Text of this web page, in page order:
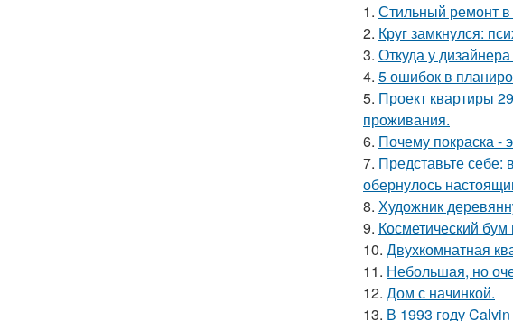
1. Стильный ремонт в
2. Круг замкнулся:
3. Откуда у
4. 5 ошибок в
5. Проект квартиры
проживания.
6. Почему покраска -
7. Представьте себе:
обернулось
8. Художник
9. Косметический
10. Двухкомнатная
11. Небольшая, но
12. Дом с начинкой.
13. В 1993 году